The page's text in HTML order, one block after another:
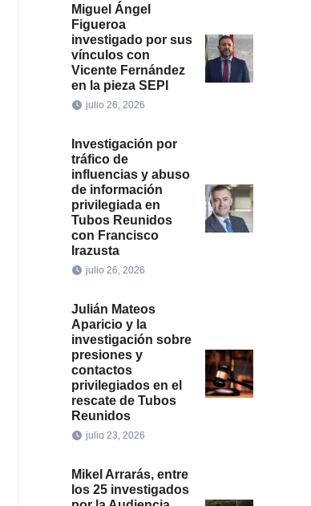
Miguel Ángel
Figueroa
investigado por sus
vínculos con
Vicente Fernández
en la pieza SEPI
julio 26, 2026
Investigación por
tráfico de
influencias y abuso
de información
privilegiada en
Tubos Reunidos
con Francisco
Irazusta
julio 26, 2026
Julián Mateos
Aparicio y la
investigación sobre
presiones y
contactos
privilegiados en el
rescate de Tubos
Reunidos
julio 23, 2026
Mikel Arrarás, entre
los 25 investigados